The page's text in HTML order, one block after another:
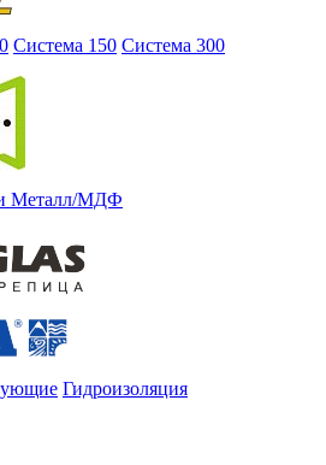
Система 150 Система 300
Металл/МДФ
Гидроизоляция